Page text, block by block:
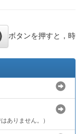
ボタンを押すと，時
ありません。）